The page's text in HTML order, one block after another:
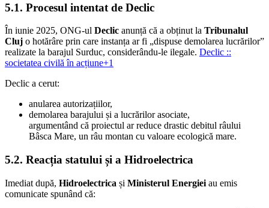
5.1. Procesul intentat de Declic
În iunie 2025, ONG-ul Declic anunță că a obținut la Tribunalul
Cluj o hotărâre prin care instanța ar fi „dispuse demolarea lucrărilor”
realizate la barajul Surduc, considerându-le ilegale. Declic ::
societatea civilă în acțiune+1
Declic a cerut:
anularea autorizațiilor,
demolarea barajului și a lucrărilor asociate,
argumentând că proiectul ar reduce drastic debitul râului
Bâsca Mare, un râu montan cu valoare ecologică mare.
5.2. Reacția statului și a Hidroelectrica
Imediat după, Hidroelectrica și Ministerul Energiei au emis
comunicate spunând că: